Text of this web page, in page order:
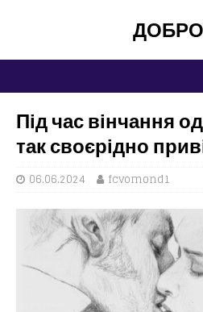
Під час вінчання
так своєрідно
06.06.2024 fcvomond1